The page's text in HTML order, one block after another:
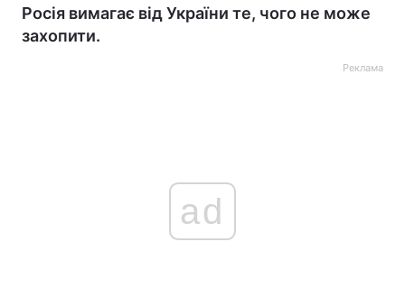
Росія вимагає від України те, чого не може
захопити.
Реклама
ad